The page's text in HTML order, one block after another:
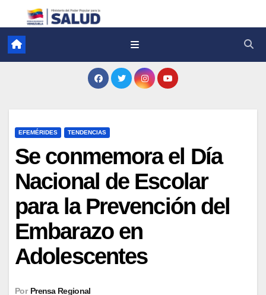
EFEMÉRIDES TENDENCIAS
Se conmemora el Día
Nacional de Escolar
para la Prevención del
Embarazo en
Adolescentes
Por Prensa Regional